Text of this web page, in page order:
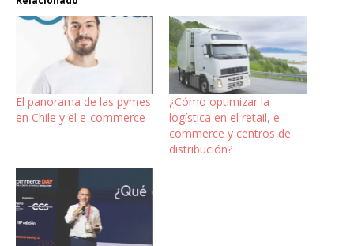
El panorama de las pymes
en Chile y el e-commerce
¿Cómo optimizar la
logística en el retail, e-
commerce y centros de
distribución?